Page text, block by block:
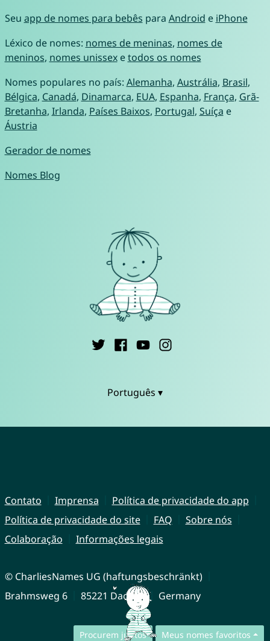
Procurem juntos Meus nomes favoritos
Seu app de nomes para bebês para Android e iPhone
Léxico de nomes: nomes de meninas, nomes de
meninos, nomes unissexetodos os nomes
Nomes populares no país: Alemanha, Austrália, Brasil,
Bélgica, Canadá, Dinamarca, EUA, Espanha, França, Grã-
Bretanha, Irlanda, Países Baixos, Portugal, Suíça e
Áustria
Gerador de nomes
Nomes Blog
Português ▾
Contato Imprensa
Política de privacidade do app
Política de privacidade do site
FAQ
Sobre nós
Colaboração
Informações legais
© CharliesNames UG (haftungsbeschränkt)
Brahmsweg 6
85221 Dachau Germany